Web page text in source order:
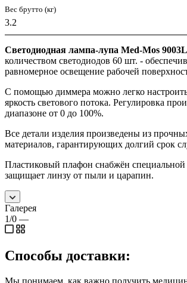
Вес брутто (кг)
3.2
Светодиодная лампа-лупа Med-Mos
количеством светодиодов 60 шт. -
равномерное освещение рабочей
С помощью диммера можно легко
яркость светового потока. Регулировка
диапазоне от 0 до 100%.
Все детали изделия произведены из
материалов, гарантирующих долгий срок
Пластиковый плафон снабжён
защищает линзу от пыли и царапин.
Галерея
1/0 —
Способы доставки:
Мы понимаем, как важно получить